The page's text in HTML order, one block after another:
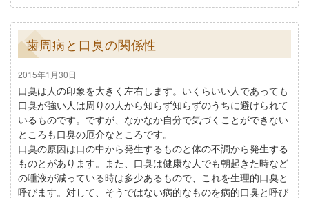
歯周病と口臭の関係性
2015年1月30日
口臭は人の印象を大きく左右します。いくらいい人であっても
口臭が強い人は周りの人から知らず知らずのうちに避けられて
いるものです。ですが、なかなか自分で気づくことができない
ところも口臭の厄介なところです。
口臭の原因は口の中から発生するものと体の不調から発生する
ものとがあります。また、口臭は健康な人でも朝起きた時など
の唾液が減っている時は多少あるもので、これを生理的口臭と
呼びます。対して、そうではない病的なものを病的口臭と呼び